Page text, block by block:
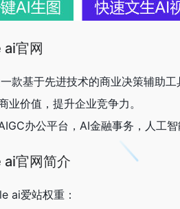
ai官网
款基于先进技术的商业决策辅助
业价值，提升企业竞争力。
办公平台，AI金融事务，人工
ai官网简介
ai爱站权重：